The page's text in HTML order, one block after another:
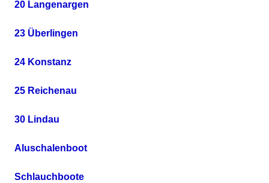
20 Langenargen
23 Überlingen
24 Konstanz
25 Reichenau
30 Lindau
Aluschalenboot
Schlauchboote